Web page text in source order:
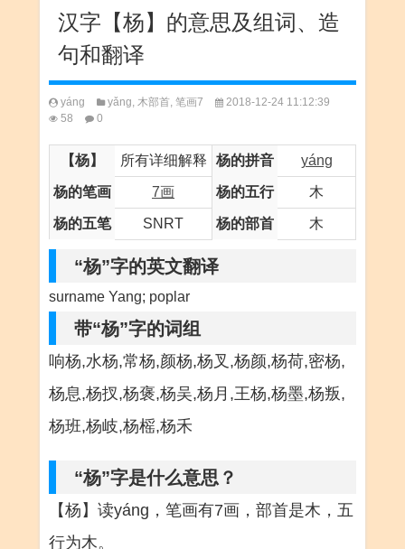
汉字【杨】的意思及组词、造
句和翻译
yáng yǎng, 木部首, 笔画7
2018-12-24 11:12:39
58
0
【杨】 所有详细解释 杨的拼音 yáng
杨的笔画 7画 杨的五行 木
杨的五笔 SNRT 杨的部首 木
“杨”字的英文翻译
surname Yang; poplar
带“杨”字的词组
响杨,水杨,常杨,颜杨,杨叉,杨颜,杨荷,密杨,
杨息,杨扠,杨褒,杨吴,杨月,王杨,杨墨,杨叛,
杨班,杨岐,杨榣,杨禾
“杨”字是什么意思？
【杨】读yáng，笔画有7画，部首是木，五
行为木。